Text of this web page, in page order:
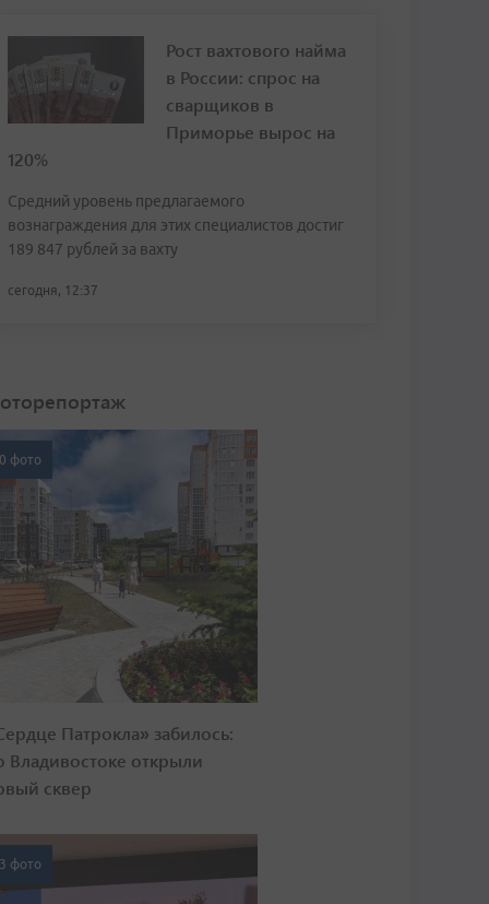
Рост вахтового найма
в России: спрос на
сварщиков в
Приморье вырос на
120%
Средний уровень предлагаемого
вознаграждения для этих специалистов достиг
189 847 рублей за вахту
сегодня, 12:37
фото
Патрокла» забилось:
Владивостоке открыли
сквер
фото